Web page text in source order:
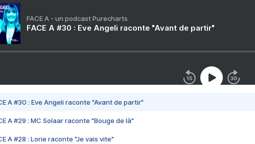
FACE A - un podcast Purecharts
FACE A #30 : Eve Angeli raconte "Avant de partir"
A #30 : Eve Angeli raconte "Avant de partir"
A #29 : MC Solaar raconte "Bouge de là"
A #28 : Lorie raconte "Je vais vite"